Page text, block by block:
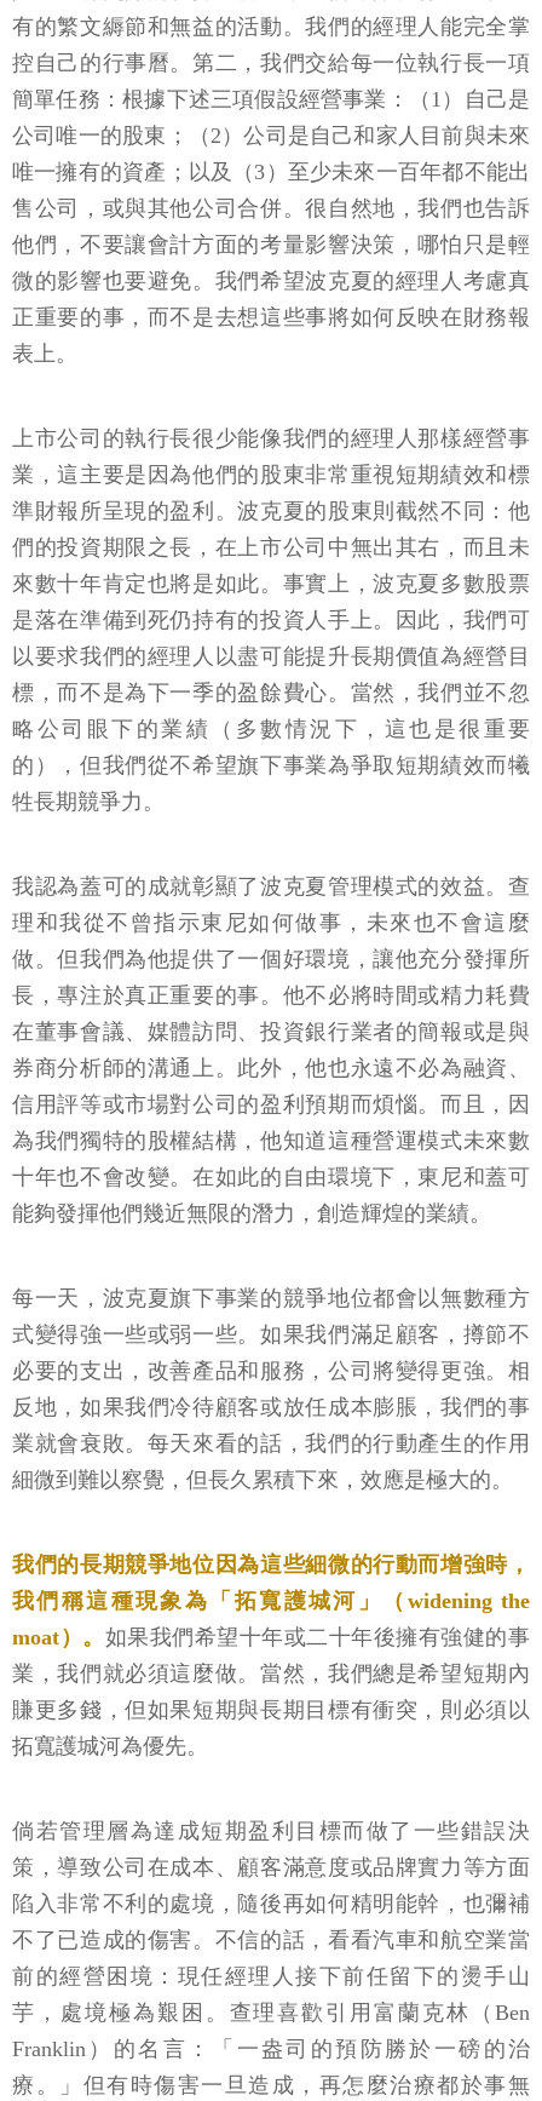
有的繁文縟節和無益的活動。我們的經理人能完全掌
控自己的行事曆。第二，我們交給每一位執行長一項
簡單任務：根據下述三項假設經營事業：（1）自己是
公司唯一的股東；（2）公司是自己和家人目前與未來
唯一擁有的資產；以及（3）至少未來一百年都不能出
售公司，或與其他公司合併。很自然地，我們也告訴
他們，不要讓會計方面的考量影響決策，哪怕只是輕
微的影響也要避免。我們希望波克夏的經理人考慮真
正重要的事，而不是去想這些事將如何反映在財務報
表上。
上市公司的執行長很少能像我們的經理人那樣經營事
業，這主要是因為他們的股東非常重視短期績效和標
準財報所呈現的盈利。波克夏的股東則截然不同：他
們的投資期限之長，在上市公司中無出其右，而且未
來數十年肯定也將是如此。事實上，波克夏多數股票
是落在準備到死仍持有的投資人手上。因此，我們可
以要求我們的經理人以盡可能提升長期價值為經營目
標，而不是為下一季的盈餘費心。當然，我們並不忽
略公司眼下的業績（多數情況下，這也是很重要
的），但我們從不希望旗下事業為爭取短期績效而犧
牲長期競爭力。
我認為蓋可的成就彰顯了波克夏管理模式的效益。查
理和我從不曾指示東尼如何做事，未來也不會這麼
做。但我們為他提供了一個好環境，讓他充分發揮所
長，專注於真正重要的事。他不必將時間或精力耗費
在董事會議、媒體訪問、投資銀行業者的簡報或是與
券商分析師的溝通上。此外，他也永遠不必為融資、
信用評等或市場對公司的盈利預期而煩惱。而且，因
為我們獨特的股權結構，他知道這種營運模式未來數
十年也不會改變。在如此的自由環境下，東尼和蓋可
能夠發揮他們幾近無限的潛力，創造輝煌的業績。
每一天，波克夏旗下事業的競爭地位都會以無數種方
式變得強一些或弱一些。如果我們滿足顧客，撙節不
必要的支出，改善產品和服務，公司將變得更強。相
反地，如果我們冷待顧客或放任成本膨脹，我們的事
業就會衰敗。每天來看的話，我們的行動產生的作用
細微到難以察覺，但長久累積下來，效應是極大的。
我們的長期競爭地位因為這些細微的行動而增強時，
我們稱這種現象為「拓寬護城河」（widening the
moat）。 如果我們希望十年或二十年後擁有強健的事
業，我們就必須這麼做。當然，我們總是希望短期內
賺更多錢，但如果短期與長期目標有衝突，則必須以
拓寬護城河為優先。
倘若管理層為達成短期盈利目標而做了一些錯誤決
策，導致公司在成本、顧客滿意度或品牌實力等方面
陷入非常不利的處境，隨後再如何精明能幹，也彌補
不了已造成的傷害。不信的話，看看汽車和航空業當
前的經營困境：現任經理人接下前任留下的燙手山
芋，處境極為艱困。查理喜歡引用富蘭克林（Ben
Franklin）的名言：「一盎司的預防勝於一磅的治
療。」但有時傷害一旦造成，再怎麼治療都於事無